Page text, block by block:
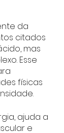
da
citados
mas
Esse
físicas
ajuda a
e